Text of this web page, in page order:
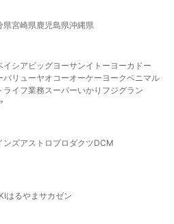
県宮崎県鹿児島県沖縄県
イシア ビッグヨーサンイトーヨーカドー
バリューヤオコーオーケー ヨークベニマル
ライフ業務スーパーいかり フジグラン
ンズアストロプロダクツDCM
はるやま サカゼン